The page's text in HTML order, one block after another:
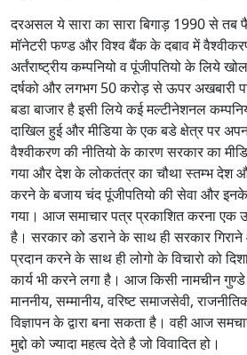
दरअसल ये सारा का सारा बिगाड़ 1990 से तब
मॉनेटरी फण्ड और विश्व बैंक के दबाव में
अर्तंराष्ट्रीय कम्पनियो व पूंजीपतियो के लिये
दर्षको और लगभग 50 करोड़ से ऊपर अखबारी
बडा बाजार है इसी लिये कई मल्टीनेशनल
दाखिल हुई और मीडिया के एक बडे क्षेत्र पर
वैश्वीकरण की नीतियो के कारण सरकार का
गया और देश के लोकतंत्र का चौथा स्तम्भ देश
करने के बजाय चंद पूंजीपतियो की सेवा और
गया। आज समाचार पत्र प्रकाशित करना एक
है। सरकार को डराने के साथ ही सरकार
प्रदान करने के साथ ही लोगो के विचारो को
कार्य भी करने लगा है। आज किसी नामचीन गुण्डे
माननीय, सम्मानीय, वरिष्ट समाजसेवी,
विज्ञापन के द्वारा बना सकता है। वही आज
मुद्दो को ज्यादा महत्व देते है जो विवादित हो।